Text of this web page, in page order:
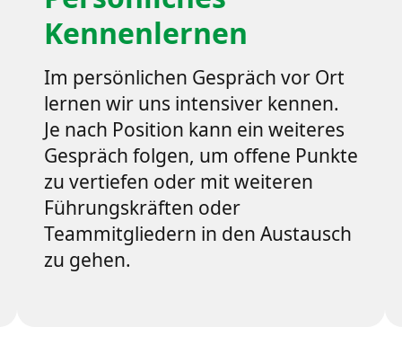
Kennenlernen
Im persönlichen Gespräch vor Ort
lernen wir uns intensiver kennen.
Je nach Position kann ein weiteres
Gespräch folgen, um offene Punkte
zu vertiefen oder mit weiteren
Führungskräften oder
Teammitgliedern in den Austausch
zu gehen.